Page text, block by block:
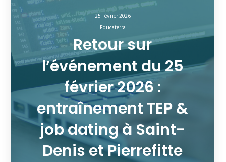
25 Février 2026
Educaterra
Retour sur
l’événement du 25
février 2026 :
entraînement TEP &
job dating à Saint-
Denis et Pierrefitte